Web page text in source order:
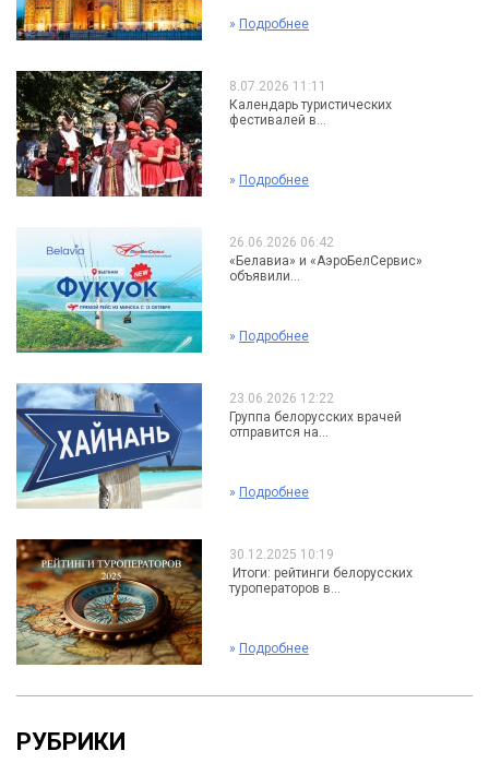
» Подробнее
8.07.2026 11:11
Календарь туристических
фестивалей в...
» Подробнее
26.06.2026 06:42
«Белавиа» и «АэроБелСервис»
объявили...
» Подробнее
23.06.2026 12:22
Группа белорусских врачей
отправится на...
» Подробнее
30.12.2025 10:19
Итоги: рейтинги белорусских
туроператоров в...
» Подробнее
РУБРИКИ